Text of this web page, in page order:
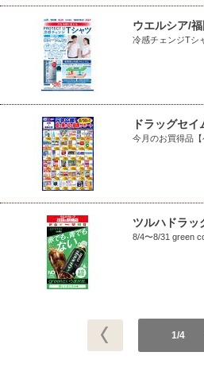
ウエルシア/
冷感チェンジTシ
ドラッグセ
今月のお買得品【
ツルハドラッ
8/4〜8/31 green
1/4